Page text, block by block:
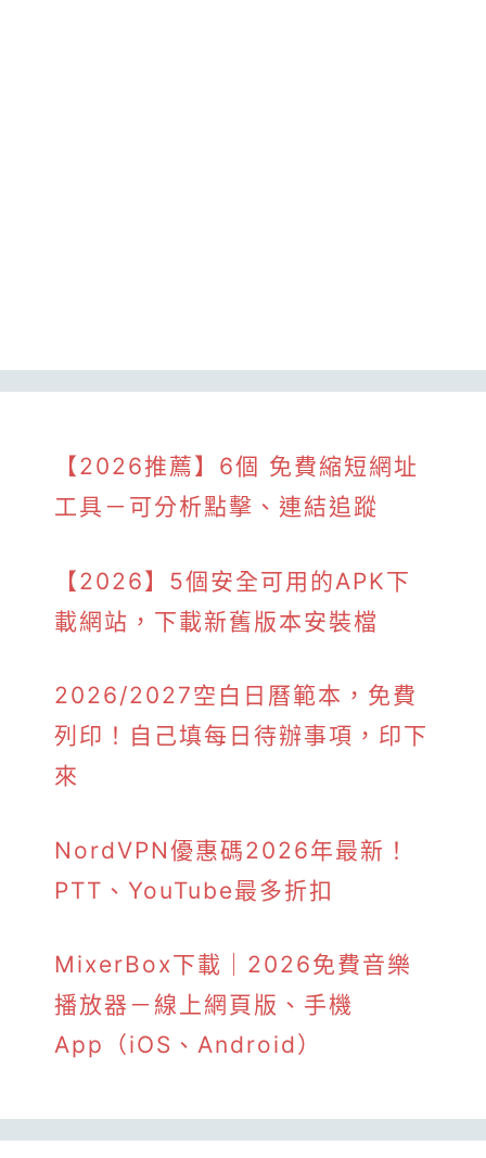
【2026推薦】6個 免費縮短網址
工具－可分析點擊、連結追蹤
【2026】5個安全可用的APK下
載網站，下載新舊版本安裝檔
2026/2027空白日曆範本，免費
列印！自己填每日待辦事項，印下
來
NordVPN優惠碼2026年最新！
PTT、YouTube最多折扣
MixerBox下載｜2026免費音樂
播放器－線上網頁版、手機
App（iOS、Android）